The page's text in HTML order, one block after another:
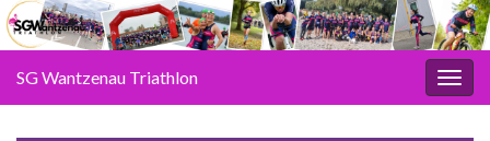
SG Wantzenau Triathlon